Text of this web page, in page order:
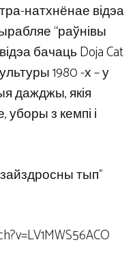
натхнёнае відэа
“раўнівы
бачаць Doja Cat
1980 -х – у
дажджы, якія
уборы з кемпі і
тып”